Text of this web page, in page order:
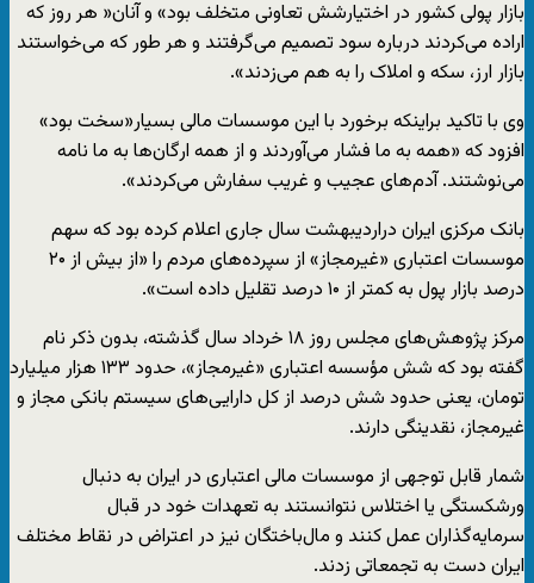
بازار پولی کشور در اختیارشش تعاونی متخلف بود» و آنان« هر روز که
اراده می‌کردند درباره سود تصمیم می‌گرفتند و هر طور که می‌خواستند
بازار ارز، سکه و املاک را به هم می‌زدند».
وی با تاکید براینکه برخورد با این موسسات مالی بسیار«سخت بود»
افزود که «همه به ما فشار می‌آوردند و از همه ارگان‌ها به ما نامه
می‌نوشتند. آدم‌های عجیب و غریب سفارش می‌کردند».
بانک مرکزی ایران دراردیبهشت سال جاری اعلام کرده بود که سهم
موسسات اعتباری «غیرمجاز» از سپرده‌های مردم را «از بیش از ۲۰
درصد بازار پول به کمتر از ۱۰ درصد تقلیل داده است».
مرکز پژوهش‌های مجلس روز ۱۸ خرداد سال گذشته، بدون ذکر نام
گفته بود که شش مؤسسه اعتباری «غیرمجاز»، حدود ۱۳۳ هزار میلیارد
تومان، یعنی حدود شش درصد از کل دارایی‌های سیستم بانکی مجاز و
غیرمجاز، نقدینگی دارند.
شمار قابل توجهی از موسسات مالی اعتباری در ایران به دنبال
ورشکستگی یا اختلاس نتوانستند به تعهدات خود در قبال
سرمایه‌گذاران عمل کنند و مال‌باختگان نیز در اعتراض در نقاط مختلف
ایران دست به تجمعاتی زدند.